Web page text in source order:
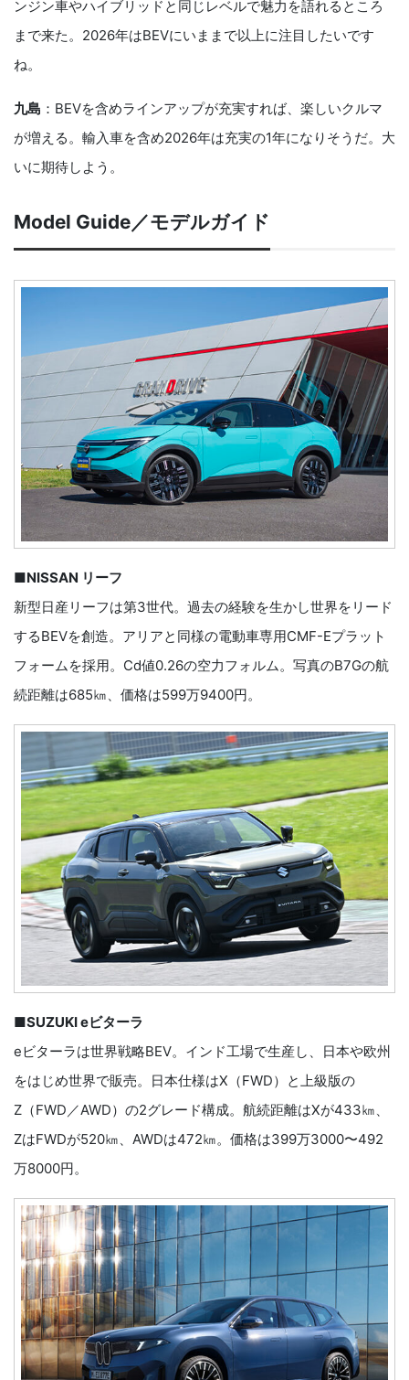
ンジン車やハイブリッドと同じレベルで魅力を語れるところ
まで来た。2026年はBEVにいままで以上に注目したいです
ね。
九島 ：BEVを含めラインアップが充実すれば、楽しいクルマ
が増える。輸入車を含め2026年は充実の1年になりそうだ。大
いに期待しよう。
Model Guide／モデルガイド
■NISSAN リーフ
新型日産リーフは第3世代。過去の経験を生かし世界をリード
するBEVを創造。アリアと同様の電動車専用CMF-Eプラット
フォームを採用。Cd値0.26の空力フォルム。写真のB7Gの航
続距離は685㎞、価格は599万9400円。
■SUZUKI eビターラ
eビターラは世界戦略BEV。インド工場で生産し、日本や欧州
をはじめ世界で販売。日本仕様はX（FWD）と上級版の
Z（FWD／AWD）の2グレード構成。航続距離はXが433㎞、
ZはFWDが520㎞、AWDは472㎞。価格は399万3000〜492
万8000円。